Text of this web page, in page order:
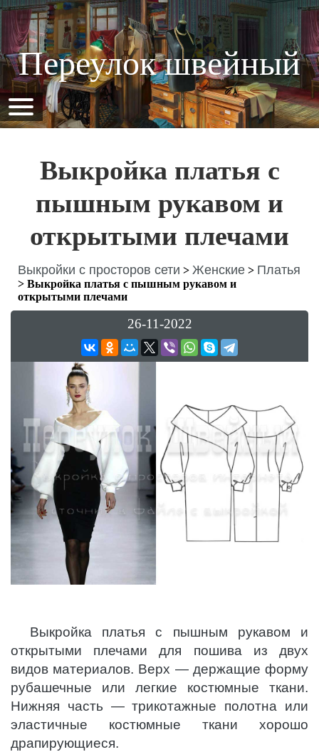
Переулок швейный
Выкройка платья с
пышным рукавом и
открытыми плечами
Выкройки с просторов сети > Женские > Платья
> Выкройка платья с пышным рукавом и
открытыми плечами
26-11-2022
Выкройка платья с пышным рукавом и
открытыми плечами для пошива из двух
видов материалов. Верх — держащие форму
рубашечные или легкие костюмные ткани.
Нижняя часть — трикотажные полотна или
эластичные костюмные ткани хорошо
драпирующиеся.